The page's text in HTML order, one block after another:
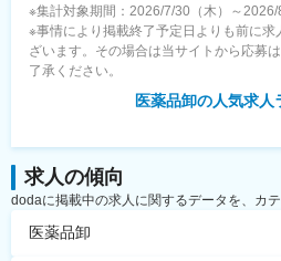
※集計対象期間：2026/7/30（木）～2026/
※事情により掲載終了予定日よりも前に
ざいます。その場合は当サイトから応募
了承ください。
医薬品卸の人気求人
求人の傾向
dodaに掲載中の求人に関するデータを、カ
医薬品卸